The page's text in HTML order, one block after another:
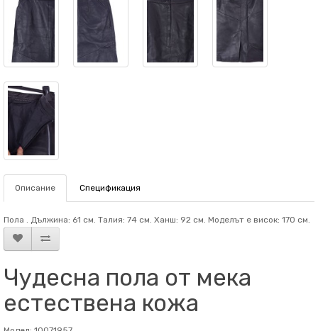
Описание Спецификация
Пола . Дължина: 61 см. Талия: 74 см. Ханш: 92 см. Mоделът е висок: 170 см.
Чудесна пола от мека
естествена кожа